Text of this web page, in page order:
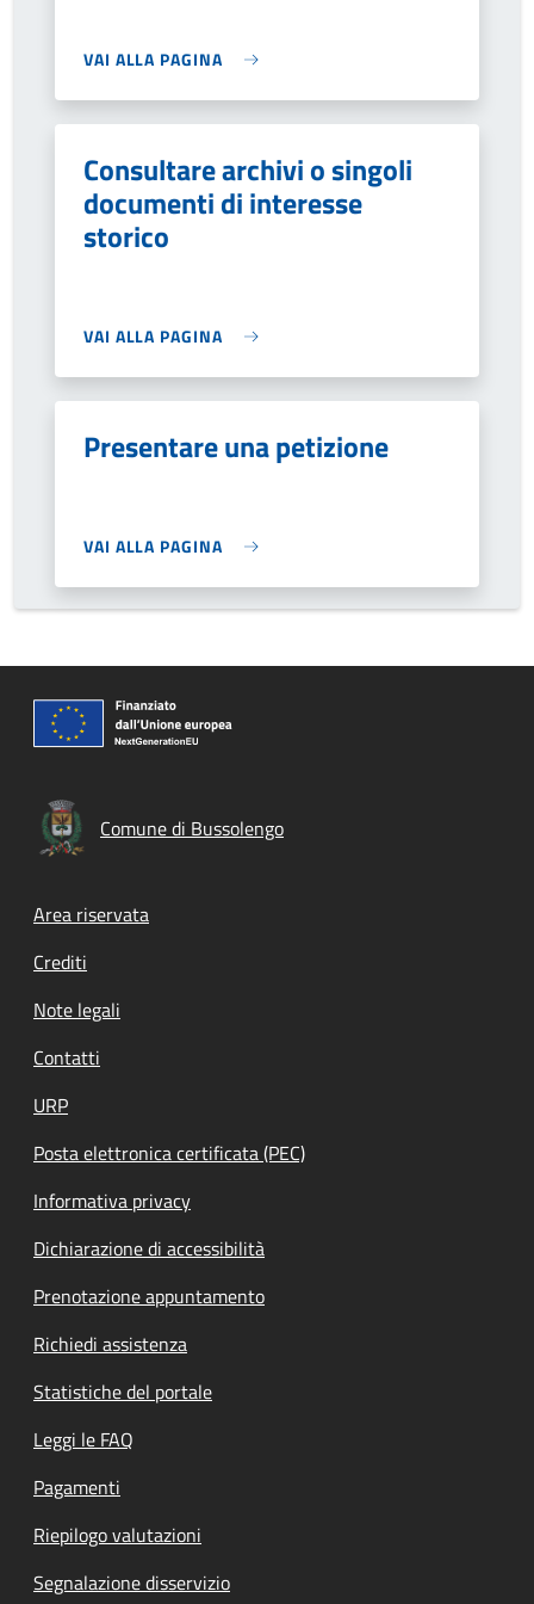
VAI ALLA PAGINA
Consultare archivi o singoli
documenti di interesse
storico
VAI ALLA PAGINA
Presentare una petizione
VAI ALLA PAGINA
Comune di Bussolengo
Footer menu
Area riservata
Crediti
Note legali
Contatti
URP
Posta elettronica certificata (PEC)
Informativa privacy
Dichiarazione di accessibilità
Prenotazione appuntamento
Richiedi assistenza
Statistiche del portale
Leggi le FAQ
Pagamenti
Riepilogo valutazioni
Segnalazione disservizio